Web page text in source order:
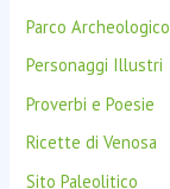
Parco Archeologico
Personaggi Illustri
Proverbi e Poesie
Ricette di Venosa
Sito Paleolitico